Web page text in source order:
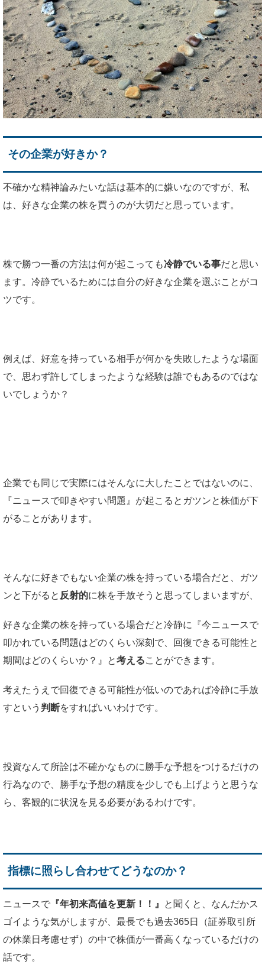
その企業が好きか？
不確かな精神論みたいな話は基本的に嫌いなのですが、私
は、好きな企業の株を買うのが大切だと思っています。
株で勝つ一番の方法は何が起こっても冷静でいる事だと思い
ます。冷静でいるためには自分の好きな企業を選ぶことがコ
ツです。
例えば、好意を持っている相手が何かを失敗したような場面
で、思わず許してしまったような経験は誰でもあるのではな
いでしょうか？
企業でも同じで実際にはそんなに大したことではないのに、
『ニュースで叩きやすい問題』が起こるとガツンと株価が下
がることがあります。
そんなに好きでもない企業の株を持っている場合だと、ガツ
ンと下がると 反射的に株を手放そうと思ってしまいますが、
好きな企業の株を持っている場合だと冷静に『今ニュースで
叩かれている問題はどのくらい深刻で、回復できる可能性と
期間はどのくらいか？』と考えることができます。
考えたうえで回復できる可能性が低いのであれば冷静に手放
すという 判断をすればいいわけです。
投資なんて所詮は不確かなものに勝手な予想をつけるだけの
行為なので、勝手な予想の精度を少しでも上げようと思うな
ら、客観的に状況を見る必要があるわけです。
指標に照らし合わせてどうなのか？
ニュースで 『年初来高値を更新！！』
と聞くと、なんだかス
ゴイような気がしますが、最長でも過去365日（証券取引所
の休業日考慮せず）の中で株価が一番高くなっているだけの
話です。